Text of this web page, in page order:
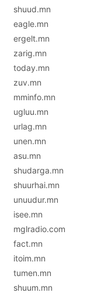
shuud.mn
eagle.mn
ergelt.mn
zarig.mn
today.mn
zuv.mn
mminfo.mn
ugluu.mn
urlag.mn
unen.mn
asu.mn
shudarga.mn
shuurhai.mn
unuudur.mn
isee.mn
mglradio.com
fact.mn
itoim.mn
tumen.mn
shuum.mn